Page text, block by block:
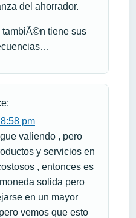
del ahorrador.
tambiÃ©n tiene sus
pm
valiendo , pero
y servicios en
, entonces es
solida pero
en un mayor
vemos que esto